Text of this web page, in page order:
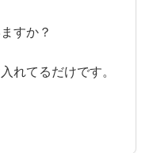
すか？
れてるだけです。